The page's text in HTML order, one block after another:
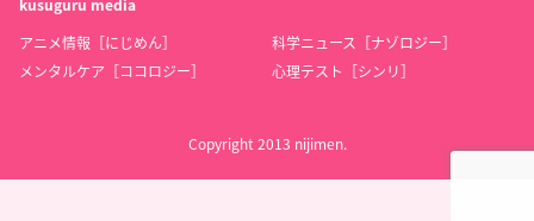
kusuguru media
アニメ情報［にじめん］
科学ニュース［ナゾロジー］
メンタルケア［ココロジー］
心理テスト［シンリ］
Copyright 2013 nijimen.